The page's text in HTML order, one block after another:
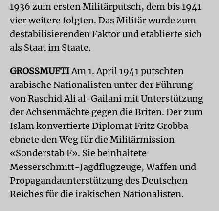
1936 zum ersten Militärputsch, dem bis 1941
vier weitere folgten. Das Militär wurde zum
destabilisierenden Faktor und etablierte sich
als Staat im Staate.
GROSSMUFTIAm 1. April 1941 putschten
arabische Nationalisten unter der Führung
von Raschid Ali al-Gailani mit Unterstützung
der Achsenmächte gegen die Briten. Der zum
Islam konvertierte Diplomat Fritz Grobba
ebnete den Weg für die Militärmission
«Sonderstab F». Sie beinhaltete
Messerschmitt-Jagdflugzeuge, Waffen und
Propagandaunterstützung des Deutschen
Reiches für die irakischen Nationalisten.